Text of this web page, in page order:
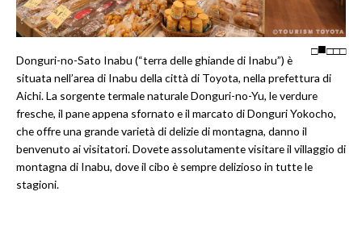
□ □□□
Donguri-no-Sato Inabu (“terra delle ghiande di Inabu”) è
situata nell’area di Inabu della città di Toyota, nella prefettura di
Aichi. La sorgente termale naturale Donguri-no-Yu, le verdure
fresche, il pane appena sfornato e il marcato di Donguri Yokocho,
che offre una grande varietà di delizie di montagna, danno il
benvenuto ai visitatori. Dovete assolutamente visitare il villaggio di
montagna di Inabu, dove il cibo è sempre delizioso in tutte le
stagioni.